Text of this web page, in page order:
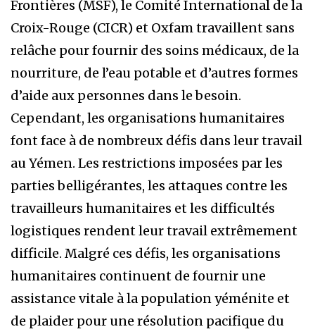
Frontières (MSF), le Comité International de la
Croix-Rouge (CICR) et Oxfam travaillent sans
relâche pour fournir des soins médicaux, de la
nourriture, de l’eau potable et d’autres formes
d’aide aux personnes dans le besoin.
Cependant, les organisations humanitaires
font face à de nombreux défis dans leur travail
au Yémen. Les restrictions imposées par les
parties belligérantes, les attaques contre les
travailleurs humanitaires et les difficultés
logistiques rendent leur travail extrêmement
difficile. Malgré ces défis, les organisations
humanitaires continuent de fournir une
assistance vitale à la population yéménite et
de plaider pour une résolution pacifique du